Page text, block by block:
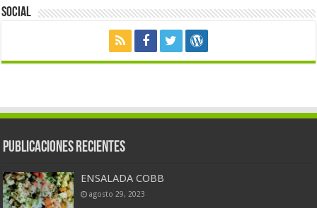
Social
Publicaciones Recientes
ENSALADA COBB
agosto 29, 2023